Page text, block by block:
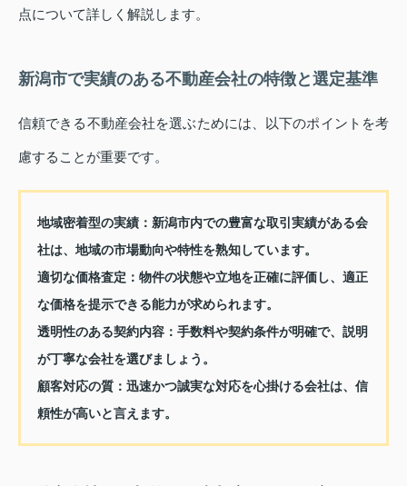
点について詳しく解説します。
新潟市で実績のある不動産会社の特徴と選定基準
信頼できる不動産会社を選ぶためには、以下のポイントを考
慮することが重要です。
地域密着型の実績：新潟市内での豊富な取引実績がある会
社は、地域の市場動向や特性を熟知しています。
適切な価格査定 ：物件の状態や立地を正確に評価し、適正
な価格を提示できる能力が求められます。
透明性のある契約内容：手数料や契約条件が明確で、説明
が丁寧な会社を選びましょう。
顧客対応の質：迅速かつ誠実な対応を心掛ける会社は、信
頼性が高いと言えます。